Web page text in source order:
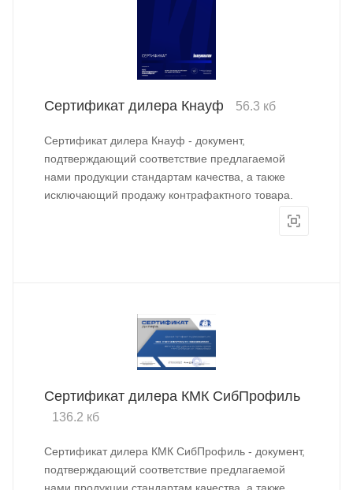
Сертификат дилера Кнауф 56.3 кб
Сертификат дилера Кнауф - документ,
подтверждающий соответствие предлагаемой
нами продукции стандартам качества, а также
исключающий продажу контрафактного товара.
Сертификат дилера КМК СибПрофиль
136.2 кб
Сертификат дилера КМК СибПрофиль - документ,
подтверждающий соответствие предлагаемой